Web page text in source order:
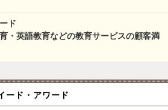
ド
育・英語教育などの教育サービスの顧客満
ード・アワード